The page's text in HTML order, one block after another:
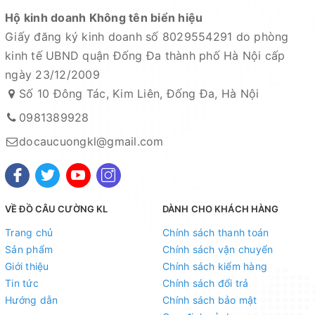
Hộ kinh doanh Không tên biển hiệu
Giấy đăng ký kinh doanh số 8029554291 do phòng
kinh tế UBND quận Đống Đa thành phố Hà Nội cấp
ngày 23/12/2009
Số 10 Đông Tác, Kim Liên, Đống Đa, Hà Nội
0981389928
docaucuongkl@gmail.com
VỀ ĐỒ CÂU CƯỜNG KL
Trang chủ
Sản phẩm
Giới thiệu
Tin tức
Hướng dẫn
DÀNH CHO KHÁCH HÀNG
Chính sách thanh toán
Chính sách vận chuyển
Chính sách kiểm hàng
Chính sách đổi trả
Chính sách bảo mật